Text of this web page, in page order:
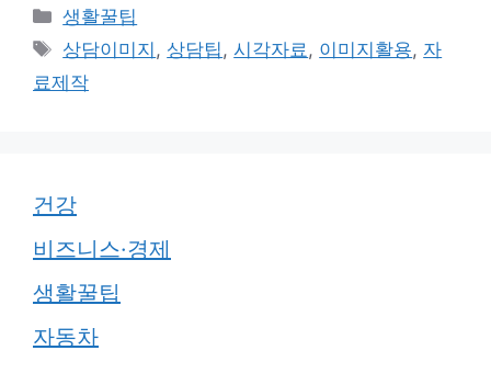
카
테
리
생활꿀팁
태
그
상담이미지 , 상담팁,시각자료, 이미지활용, 자
료제작
건강
비즈니스·경제
생활꿀팁
자동차